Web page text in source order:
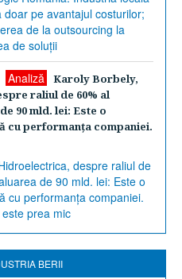
Analiză
Karoly Borbely,
raliul de 60% al
90 mld. lei: Este o
cu performanţa companiei.
BERII